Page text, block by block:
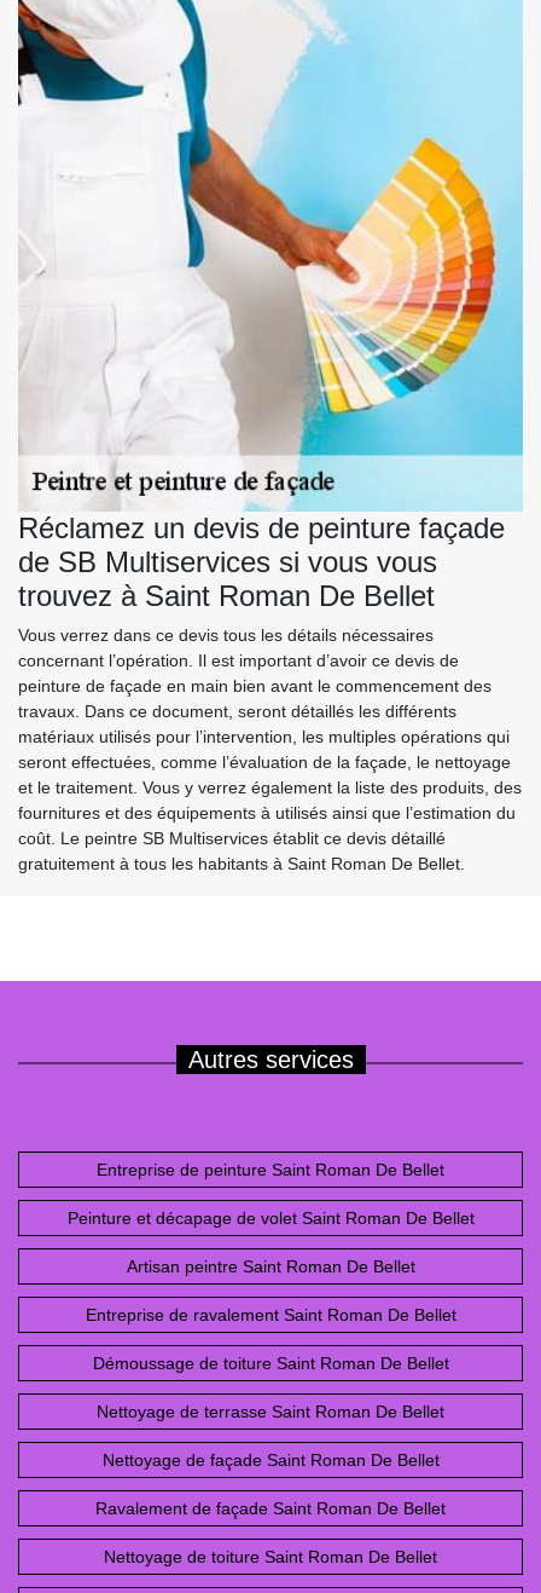
Réclamez un devis de peinture façade
de SB Multiservices si vous vous
trouvez à Saint Roman De Bellet
Vous verrez dans ce devis tous les détails nécessaires
concernant l’opération. Il est important d’avoir ce devis de
peinture de façade en main bien avant le commencement des
travaux. Dans ce document, seront détaillés les différents
matériaux utilisés pour l’intervention, les multiples opérations qui
seront effectuées, comme l’évaluation de la façade, le nettoyage
et le traitement. Vous y verrez également la liste des produits, des
fournitures et des équipements à utilisés ainsi que l’estimation du
coût. Le peintre SB Multiservices établit ce devis détaillé
gratuitement à tous les habitants à Saint Roman De Bellet.
Autres services
Entreprise de peinture Saint Roman De Bellet
Peinture et décapage de volet Saint Roman De Bellet
Artisan peintre Saint Roman De Bellet
Entreprise de ravalement Saint Roman De Bellet
Démoussage de toiture Saint Roman De Bellet
Nettoyage de terrasse Saint Roman De Bellet
Nettoyage de façade Saint Roman De Bellet
Ravalement de façade Saint Roman De Bellet
Nettoyage de toiture Saint Roman De Bellet